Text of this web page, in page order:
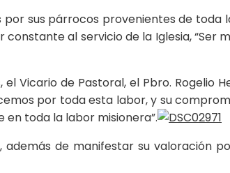
sus párrocos provenientes de toda
al servicio de la Iglesia, “Ser
Vicario de Pastoral, el Pbro. Rogelio
por toda esta labor, y su
toda la labor misionera”.
además de manifestar su valoración